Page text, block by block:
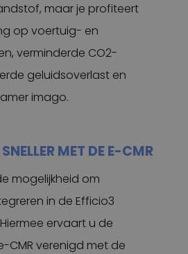
maar je profiteert
op voertuig- en
verminderde CO2-
geluidsoverlast en
imago.
MET DE E-CMR
mogelijkheid om
in de Efficio3
ervaart u de
CMR verenigd met de